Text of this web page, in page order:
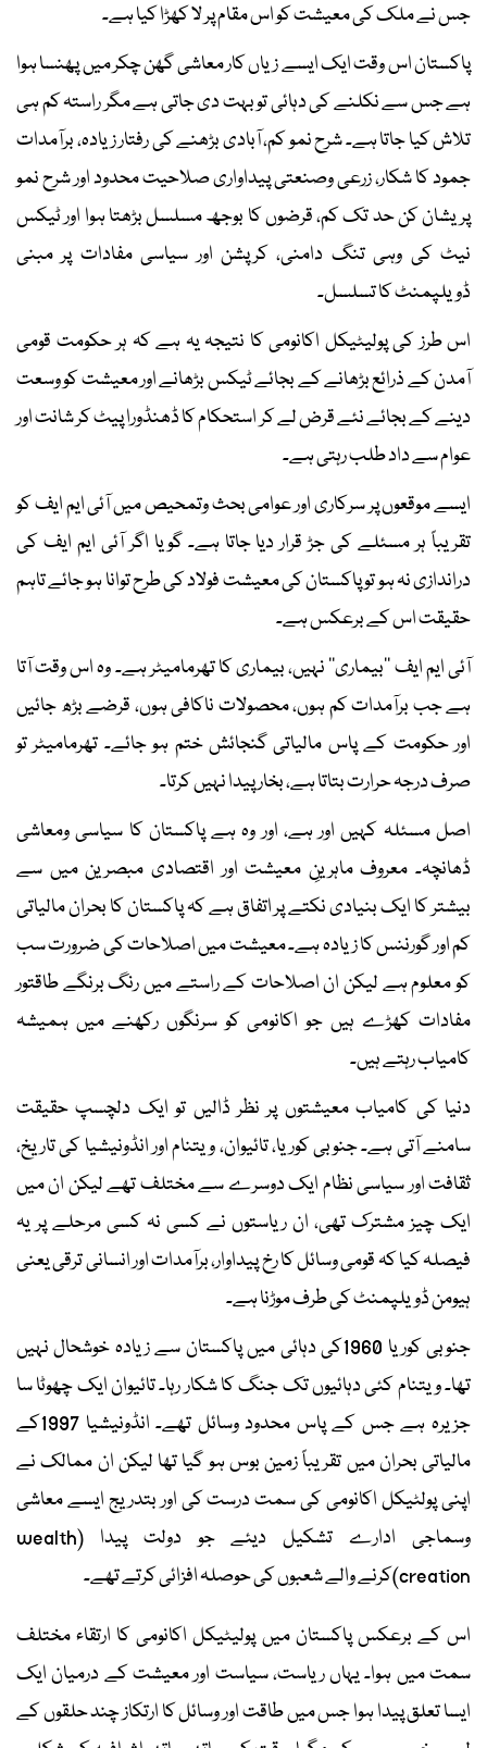
جس نے ملک کی معیشت کو اس مقام پر لا کھڑا کیا ہے۔
پاکستان اس وقت ایک ایسے زیاں کار معاشی گھن چکر میں پھنسا ہوا
ہے جس سے نکلنے کی دہائی تو بہت دی جاتی ہے مگر راستہ کم ہی
تلاش کیا جاتا ہے۔ شرح نمو کم، آبادی بڑھنے کی رفتار زیادہ، برآمدات
جمود کا شکار، زرعی وصنعتی پیداواری صلاحیت محدود اور شرح نمو
پریشان کن حد تک کم، قرضوں کا بوجھ مسلسل بڑھتا ہوا اور ٹیکس
نیٹ کی وہی تنگ دامنی، کرپشن اور سیاسی مفادات پر مبنی
ڈویلپمنٹ کا تسلسل۔
اس طرز کی پولیٹیکل اکانومی کا نتیجہ یہ ہے کہ ہر حکومت قومی
آمدن کے ذرائع بڑھانے کے بجائے ٹیکس بڑھانے اور معیشت کو وسعت
دینے کے بجائے نئے قرض لے کر استحکام کا ڈھنڈورا پیٹ کر شانت اور
عوام سے داد طلب رہتی ہے۔
ایسے موقعوں پر سرکاری اور عوامی بحث وتمحیص میں آئی ایم ایف کو
تقریباً ہر مسئلے کی جڑ قرار دیا جاتا ہے۔ گویا اگر آئی ایم ایف کی
دراندازی نہ ہو تو پاکستان کی معیشت فولاد کی طرح توانا ہو جائے تاہم
حقیقت اس کے برعکس ہے۔
آئی ایم ایف ’’بیماری‘‘ نہیں، بیماری کا تھرمامیٹر ہے۔ وہ اس وقت آتا
ہے جب برآمدات کم ہوں، محصولات ناکافی ہوں، قرضے بڑھ جائیں
اور حکومت کے پاس مالیاتی گنجائش ختم ہو جائے۔ تھرمامیٹر تو
صرف درجہ حرارت بتاتا ہے، بخار پیدا نہیں کرتا۔
اصل مسئلہ کہیں اور ہے، اور وہ ہے پاکستان کا سیاسی ومعاشی
ڈھانچہ۔ معروف ماہرینِ معیشت اور اقتصادی مبصرین میں سے
بیشتر کا ایک بنیادی نکتے پر اتفاق ہے کہ پاکستان کا بحران مالیاتی
کم اور گورننس کا زیادہ ہے۔ معیشت میں اصلاحات کی ضرورت سب
کو معلوم ہے لیکن ان اصلاحات کے راستے میں رنگ برنگے طاقتور
مفادات کھڑے ہیں جو اکانومی کو سرنگوں رکھنے میں ہمیشہ
کامیاب رہتے ہیں۔
دنیا کی کامیاب معیشتوں پر نظر ڈالیں تو ایک دلچسپ حقیقت
سامنے آتی ہے۔ جنوبی کوریا، تائیوان، ویتنام اور انڈونیشیا کی تاریخ،
ثقافت اور سیاسی نظام ایک دوسرے سے مختلف تھے لیکن ان میں
ایک چیز مشترک تھی، ان ریاستوں نے کسی نہ کسی مرحلے پر یہ
فیصلہ کیا کہ قومی وسائل کا رخ پیداوار، برآمدات اور انسانی ترقی یعنی
ہیومن ڈویلپمنٹ کی طرف موڑنا ہے۔
جنوبی کوریا 1960کی دہائی میں پاکستان سے زیادہ خوشحال نہیں
تھا۔ ویتنام کئی دہائیوں تک جنگ کا شکار رہا۔ تائیوان ایک چھوٹا سا
جزیرہ ہے جس کے پاس محدود وسائل تھے۔ انڈونیشیا 1997کے
مالیاتی بحران میں تقریباً زمین بوس ہو گیا تھا لیکن ان ممالک نے
اپنی پولٹیکل اکانومی کی سمت درست کی اور بتدریج ایسے معاشی
وسماجی ادارے تشکیل دیئے جو دولت پیدا (wealth
creation)کرنے والے شعبوں کی حوصلہ افزائی کرتے تھے۔
اس کے برعکس پاکستان میں پولیٹیکل اکانومی کا ارتقاء مختلف
سمت میں ہوا۔ یہاں ریاست، سیاست اور معیشت کے درمیان ایک
ایسا تعلق پیدا ہوا جس میں طاقت اور وسائل کا ارتکاز چند حلقوں کے